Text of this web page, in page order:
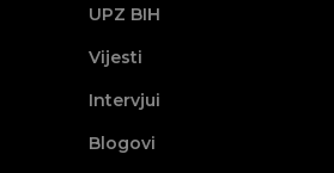
UPZ BIH
Vijesti
Intervjui
Blogovi